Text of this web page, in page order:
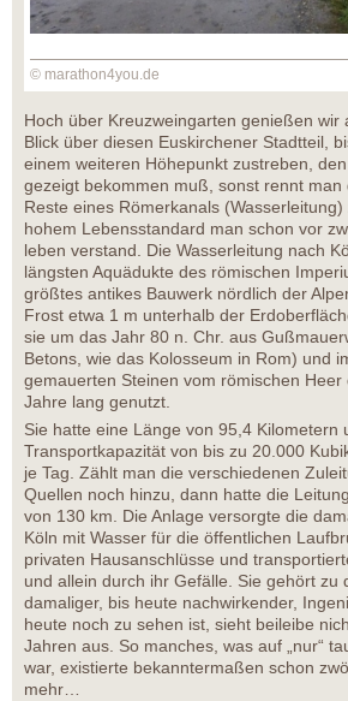
© marathon4you.de
Hoch über Kreuzweingarten genießen wir
Blick über diesen Euskirchener Stadtteil,
einem weiteren Höhepunkt zustreben,
gezeigt bekommen muß, sonst rennt man
Reste eines Römerkanals
hohem Lebensstandard man schon vor
leben verstand. Die Wasserleitung nach
längsten Aquädukte des römischen
größtes antikes Bauwerk nördlich der
Frost etwa 1 m unterhalb der
sie um das Jahr 80 n. Chr. aus
Betons, wie das Kolosseum in Rom) und
gemauerten Steinen vom römischen
Jahre lang genutzt.
Sie hatte eine Länge von 95,4 Kilometern
Transportkapazität von bis zu 20.000
je Tag. Zählt man die verschiedenen
Quellen noch hinzu, dann hatte die
von 130 km. Die Anlage versorgte die
Köln mit Wasser für die öffentlichen
privaten Hausanschlüsse und
und allein durch ihr Gefälle. Sie gehört zu
damaliger, bis heute nachwirkender,
heute noch zu sehen ist, sieht beileibe
Jahren aus. So manches, was auf „nur“
war, existierte bekanntermaßen schon
mehr…